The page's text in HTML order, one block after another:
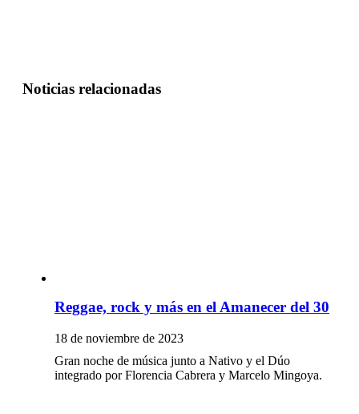
Noticias relacionadas
Reggae, rock y más en el Amanecer del 30
18 de noviembre de 2023
Gran noche de música junto a Nativo y el Dúo
integrado por Florencia Cabrera y Marcelo Mingoya.